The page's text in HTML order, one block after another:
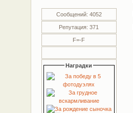
Сообщений: 4052
Репутация: 371
F=-F
Наградки